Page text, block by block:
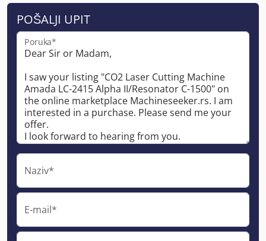
POŠALJI UPIT
Poruka*
Naziv*
E-mail*